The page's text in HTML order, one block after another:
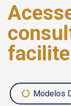
Modelos